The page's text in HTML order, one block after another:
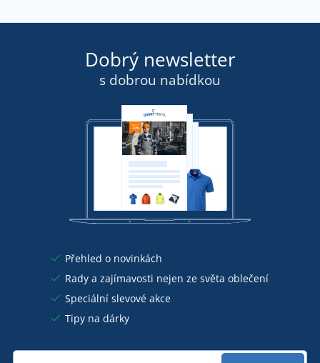
Dobrý newsletter
s dobrou nabídkou
Přehled o novinkách
Rady a zajímavosti nejen ze světa oblečení
Speciální slevové akce
Tipy na dárky